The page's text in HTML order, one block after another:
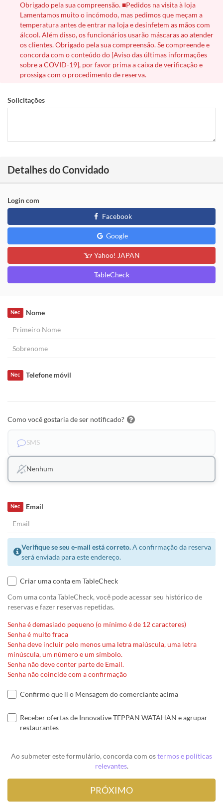
Obrigado pela sua compreensão. ■Pedidos na visita à loja
Lamentamos muito o incómodo, mas pedimos que meçam a
temperatura antes de entrar na loja e desinfetem as mãos com
álcool. Além disso, os funcionários usarão máscaras ao atender
os clientes. Obrigado pela sua compreensão. Se compreende e
concorda com o conteúdo do [Aviso das últimas informações
sobre a COVID-19], por favor prima a caixa de verificação e
prossiga com o procedimento de reserva.
Solicitações
Detalhes do Convidado
Login com
Facebook
Google
Yahoo! JAPAN
TableCheck
Nome
Nec
Telefone móvil
Nec
Como você gostaria de ser notificado?
SMS
Nenhum
Email
Nec
Verifique se seu e-mail está correto.A confirmação da reserva
será enviada para este endereço.
Criar uma conta em TableCheck
Com uma conta TableCheck, você pode acessar seu histórico de
reservas e fazer reservas repetidas.
Senha é demasiado pequeno (o mínimo é de 12 caracteres)
Senha é muito fraca
Senha deve incluir pelo menos uma letra maiúscula, uma letra
minúscula, um número e um símbolo.
Senha não deve conter parte de Email.
Senha não coincide com a confirmação
Confirmo que li o Mensagem do comerciante acima
Receber ofertas de Innovative TEPPAN WATAHAN e agrupar
restaurantes
Ao submeter este formulário, concorda com ostermos e políticas
relevantes.